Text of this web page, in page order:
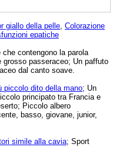
giallo della pelle Colorazione
epatiche
contengono la parola
grosso passeraceo; Un paffuto
dal canto soave.
piccolo dito della mano; Un
principato tra Francia e
Piccolo albero
basso, giovane, junior,
simile alla cavia; Sport